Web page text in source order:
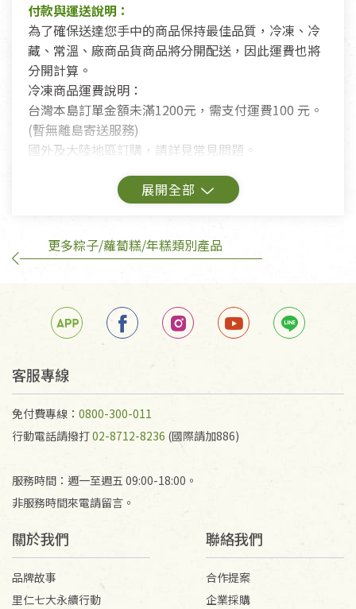
付款與運送說明：
為了確保送達您手中的商品保持最佳品質，冷凍、冷
藏、常溫、廠商品貨商品將分開配送，因此運費也將
分開計算。
冷凍商品運費說明：
台灣本島訂單金額未滿1200元，需支付運費100 元。
(暫無離島寄送服務)
國外及大陸地區訂購，請詳見常見問題。
鑑賞期商品說明：
若商品發生新品瑕疵，可申請更換新品。
依消保法之規定提供該商品七天免費鑑賞期(含例假
日)的服務，原則上若商品未經使用或被汙損(除商品
不適用七天鑑賞期商品：
以數位或電磁紀錄形式儲存之商品、易於變質或損壞
CD、VCD、DVD、電腦軟體，若產品瑕疵無法讀取僅
接受原片換新。
衣飾鞋類-如T恤，如於送達後水洗或污損者。
美容保養用品、內衣褲、襪子、口罩等私人消耗性產
品，一經拆封使用，恕無法退貨。
內衣褲、襪子、口罩個人衛生用品除商品本身有瑕疵
外,依據《通訊交易解除權合理例外情事適用準
更多粽子/蘿蔔糕/年糕類別產品
客服專線
免付費專線： 0800-300-011
行動電話請撥打02-8712-8236 (國際請加886)
服務時間：週一至週五 09:00-18:00。
非服務時間來電請留言。
關於我們
品牌故事
里仁七大永續行動
聯絡我們
合作提案
企業採購